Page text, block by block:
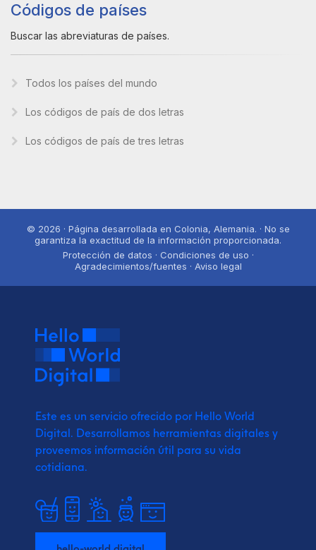
Códigos de países
Buscar las abreviaturas de países.
Todos los países del mundo
Los códigos de país de dos letras
Los códigos de país de tres letras
© 2026 · Página desarrollada en Colonia, Alemania. · No se
garantiza la exactitud de la información proporcionada.
Protección de datos · Condiciones de uso ·
Agradecimientos/fuentes · Aviso legal
Este es un servicio ofrecido por Hello World
Digital. Desarrollamos herramientas digitales y
proveemos información útil para su vida
cotidiana.